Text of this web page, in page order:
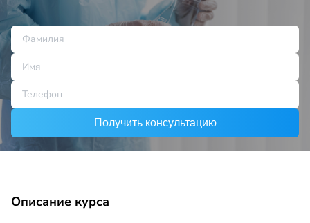
Получить консультацию
Описание курса